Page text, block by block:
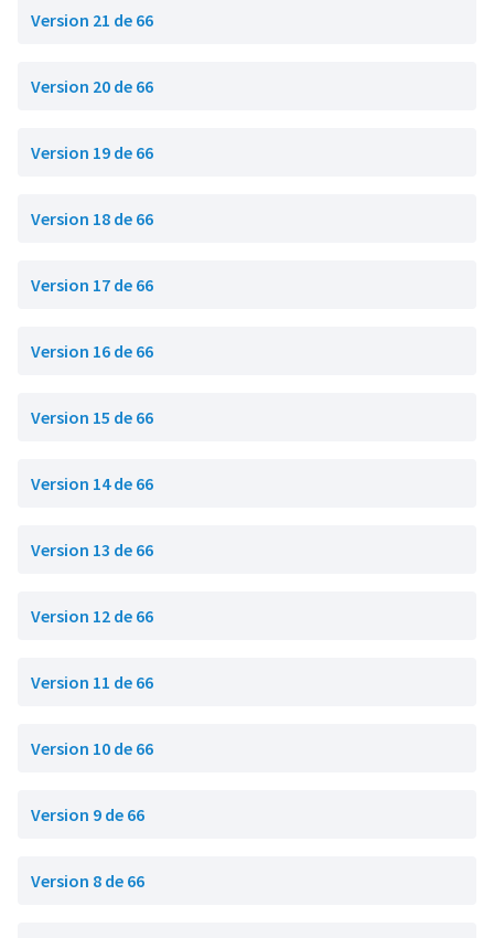
Version 21 de 66
Version 20 de 66
Version 19 de 66
Version 18 de 66
Version 17 de 66
Version 16 de 66
Version 15 de 66
Version 14 de 66
Version 13 de 66
Version 12 de 66
Version 11 de 66
Version 10 de 66
Version 9 de 66
Version 8 de 66